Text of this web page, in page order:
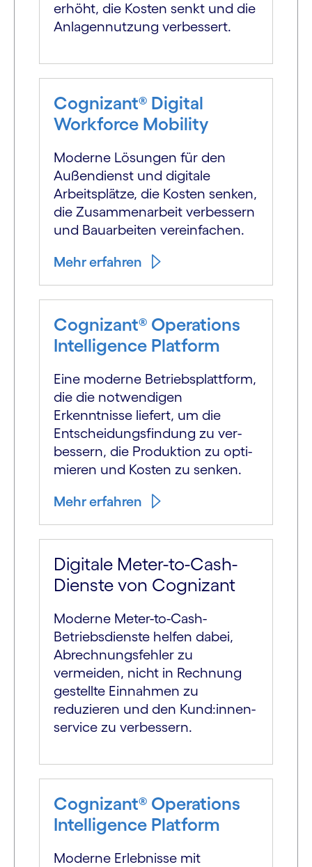
erhöht, die Kosten senkt und die
Anlagen­nutzung ver­bessert.
Cognizant® Digital
Workforce Mobility
Moderne Lösungen für den
Außen­dienst und digitale
Arbeitsplätze, die Kosten senken,
die Zusammenarbeit verbessern
und Bauarbeiten vereinfachen.
Mehr erfahren
Cognizant® Operations
Intelligence Platform
Eine moderne Betriebsplattform,
die die notwendigen
Erkenntnisse liefert, um die
Entscheidungs­findung zu ver­
bessern, die Produktion zu opti­
mieren und Kosten zu senken.
Mehr erfahren
Digitale Meter-to-Cash-
Dienste von Cognizant
Moderne Meter-to-Cash-
Betriebs­dienste helfen dabei,
Abrechnungs­fehler zu
vermeiden, nicht in Rechnung
gestellte Einnahmen zu
reduzieren und den Kund:innen­
service zu verbessern.
Cognizant® Operations
Intelligence Platform
Moderne Erlebnisse mit